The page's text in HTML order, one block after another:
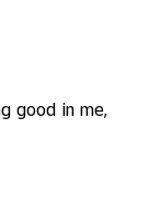
good in me,